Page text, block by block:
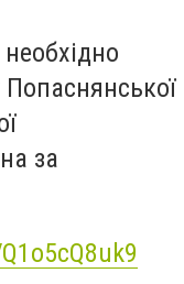
за